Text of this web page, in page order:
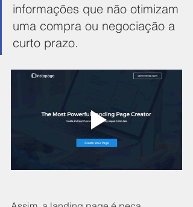
informações que não otimizam
uma compra ou negociação a
curto prazo.